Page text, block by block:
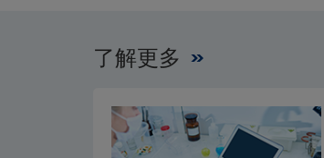
了解更多